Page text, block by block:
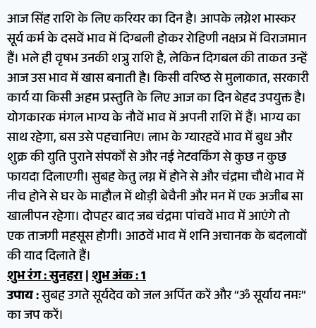
आज सिंह राशि के लिए करियर का दिन है। आपके लग्नेश भास्कर
सूर्य कर्म के दसवें भाव में दिग्बली होकर रोहिणी नक्षत्र में विराजमान
हैं। भले ही वृषभ उनकी शत्रु राशि है, लेकिन दिगबल की ताकत उन्हें
आज उस भाव में खास बनाती है। किसी वरिष्ठ से मुलाकात, सरकारी
कार्य या किसी अहम प्रस्तुति के लिए आज का दिन बेहद उपयुक्त है।
योगकारक मंगल भाग्य के नौवें भाव में अपनी राशि में हैं। भाग्य का
साथ रहेगा, बस उसे पहचानिए। लाभ के ग्यारहवें भाव में बुध और
शुक्र की युति पुराने संपर्कों से और नई नेटवर्किंग से कुछ न कुछ
फायदा दिलाएगी। सुबह केतु लग्न में होने से और चंद्रमा चौथे भाव में
नीच होने से घर के माहौल में थोड़ी बेचैनी और मन में एक अजीब सा
खालीपन रहेगा। दोपहर बाद जब चंद्रमा पांचवें भाव में आएंगे तो
एक ताजगी महसूस होगी। आठवें भाव में शनि अचानक के बदलावों
की याद दिलाते हैं।
शुभ रंग : सुनहरा|शुभ अंक : 1
उपाय :सुबह उगते सूर्यदेव को जल अर्पित करें और “ॐ सूर्याय नमः”
का जप करें।